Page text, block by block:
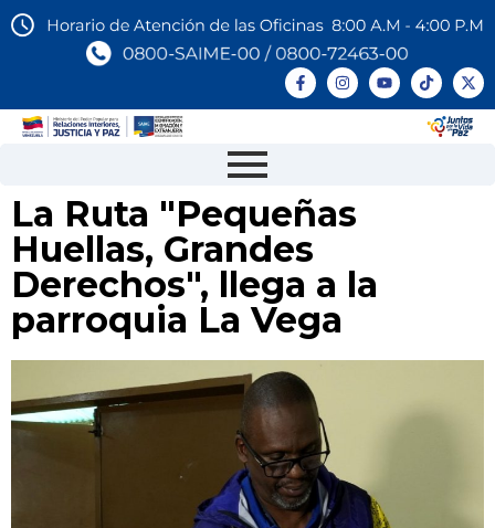
La Ruta "Pequeñas
Huellas, Grandes
Derechos", llega a la
parroquia La Vega